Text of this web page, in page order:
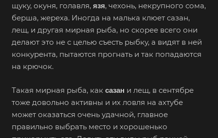
щуку, окуня, голавля, язя, чехонь, некрупного сома,
берша, жереха. Иногда на малька клюет сазан,
лещ, и другая мирная рыба, но скорее всего они
делают это не с целью съесть рыбку, а видят в ней
конкурента, пытаются прогнать и так попадаются
на крючок.
Такая мирная рыба, как сазан и лещ, в сентябре
тоже довольно активны и их ловля на ахтубе
может оказаться очень удачной, главное
правильно выбрать место и хорошенько